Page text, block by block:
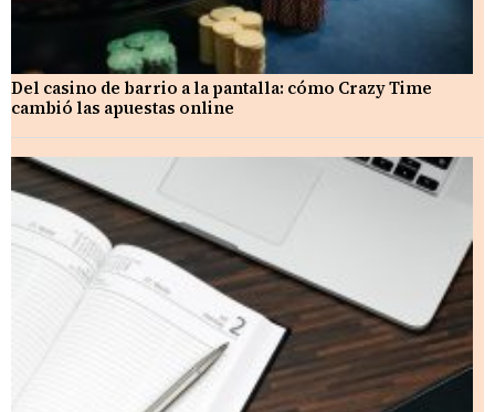
Del casino de barrio a la pantalla: cómo Crazy Time
cambió las apuestas online